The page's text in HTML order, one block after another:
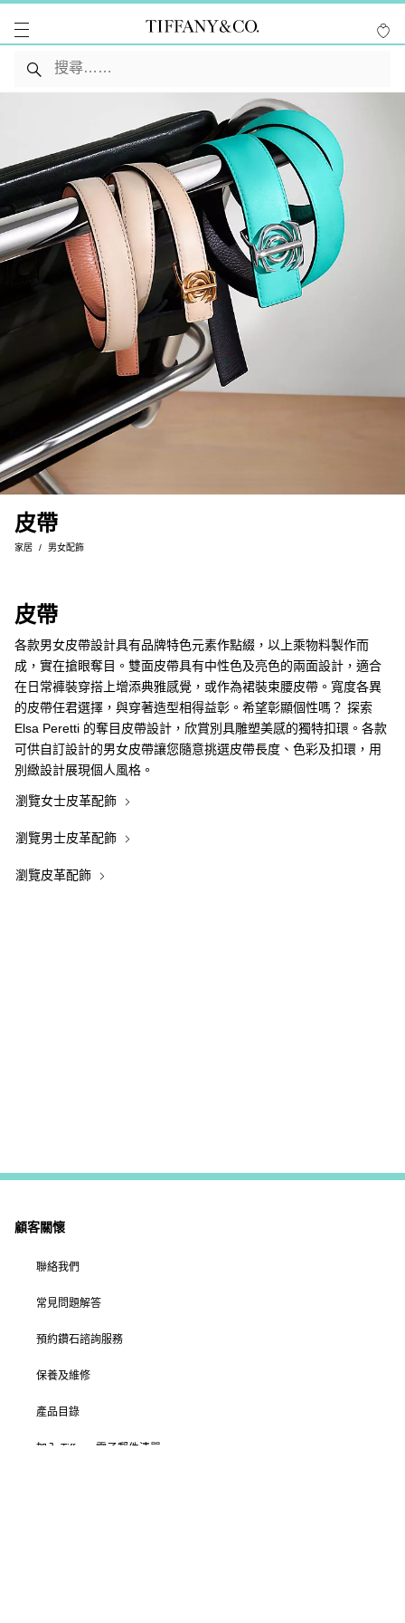
皮帶
家居 男女配飾
皮帶
各款男女皮帶設計具有品牌特色元素作點綴，以上乘物料製作而
成，實在搶眼奪目。雙面皮帶具有中性色及亮色的兩面設計，適合
在日常褲裝穿搭上增添典雅感覺，或作為裙裝束腰皮帶。寬度各異
的皮帶任君選擇，與穿著造型相得益彰。希望彰顯個性嗎？ 探索
Elsa Peretti 的奪目皮帶設計，欣賞別具雕塑美感的獨特扣環。各款
可供自訂設計的男女皮帶讓您隨意挑選皮帶長度、色彩及扣環，用
別緻設計展現個人風格。
瀏覽女士皮革配飾
瀏覽男士皮革配飾
瀏覽皮革配飾
顧客關懷
聯絡我們
常見問題解答
預約鑽石諮詢服務
保養及維修
產品目錄
加入 Tiffany 電子郵件清單